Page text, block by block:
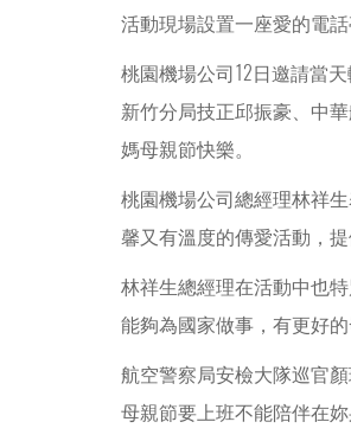
活動現場設置一座愛的電
桃園機場公司12日邀請當
新竹分局技正邱振豪、中
媽母親節快樂。
桃園機場公司總經理林祥
馨又有溫度的傳愛活動，
林祥生總經理在活動中也
能夠為國家做事，有更好的
航空警察局安檢大隊巡官
母親節要上班不能陪伴在